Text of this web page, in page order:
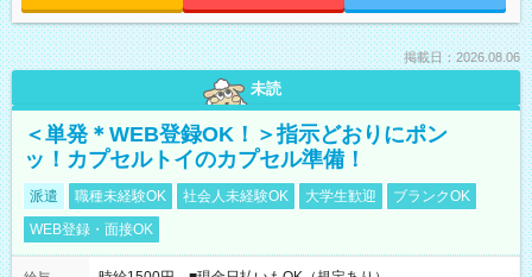
掲載日：2026.08.06
未読
＜単発＊WEB登録OK！＞指示どおりにポン
ッ！カプセルトイのカプセル準備！
派遣 職種未経験OK 社会人未経験OK 大学生歓迎
ブランクOK
WEB登録・面接OK